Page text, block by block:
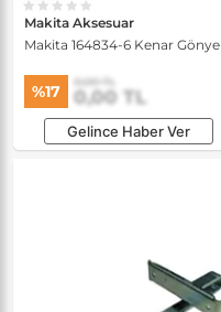
Makita Aksesuar
Makita 164834-6 Kenar Gönye
%17 0,00 TL
0,00 TL
Gelince Haber Ver